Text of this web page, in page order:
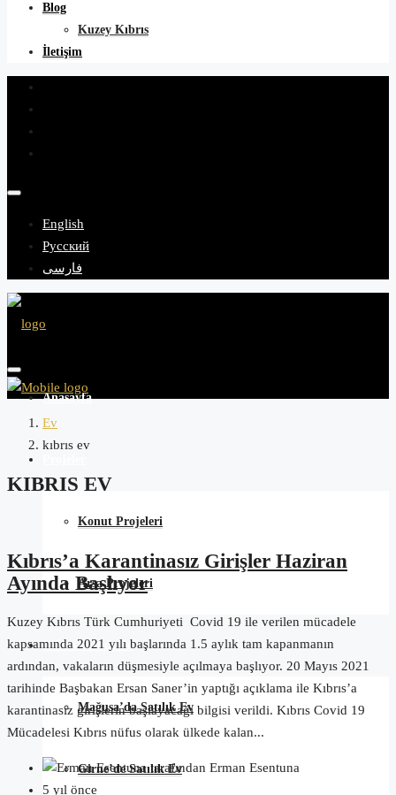
Blog
Kuzey Kıbrıs
İletişim
English
Русский
فارسی
Anasayfa
Konut Projeleri
Arsa Projeleri
Kıbrıs Satılık Ev
Mağusa’da Satılık Ev
Girne’de Satılık Ev
Ev
kıbrıs ev
KIBRIS EV
Kıbrıs’a Karantinasız Girişler Haziran
Ayında Başlıyor
Kuzey Kıbrıs Türk Cumhuriyeti Covid 19 ile verilen mücadele
kapsamında 2021 yılı başlarında 1.5 aylık tam kapanmanın
ardından, vakaların düşmesiyle açılmaya başlıyor. 20 Mayıs 2021
tarihinde Başbakan Ersan Saner’in yaptığı açıklama ile Kıbrıs’a
karantinasız girişlerin başlayacağı bilgisi verildi. Kıbrıs Covid 19
Mücadelesi Kıbrıs nüfus olarak ülkede kalan...
tarafından Erman Esentuna
5 yıl önce